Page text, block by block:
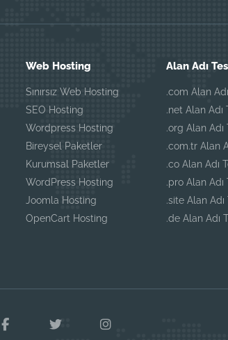
Web Hosting
Sınırsız Web Hosting
SEO Hosting
Wordpress Hosting
Bireysel Paketler
Kurumsal Paketler
WordPress Hosting
Joomla Hosting
OpenCart Hosting
Alan Adı
.com Alan
.net Alan Adı
.org Alan Adı
.com.tr Alan
.co Alan Adı
.pro Alan Adı
.site Alan Adı
.de Alan Adı